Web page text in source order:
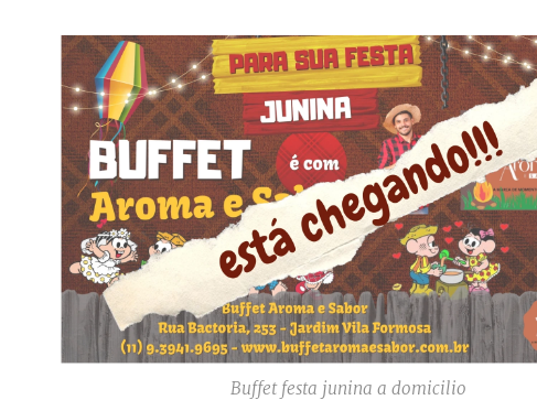
Buffet festa junina a domicilio